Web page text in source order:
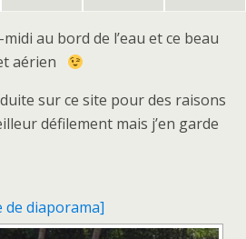
au bord de l’eau et ce beau
aérien
sur ce site pour des raisons
défilement mais j’en garde
diaporama]